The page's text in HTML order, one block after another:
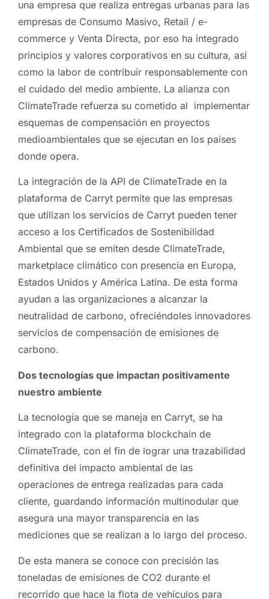
una empresa que realiza entregas urbanas para las
empresas de Consumo Masivo, Retail / e-
commerce y Venta Directa, por eso ha integrado
principios y valores corporativos en su cultura, así
como la labor de contribuir responsablemente con
el cuidado del medio ambiente. La alianza con
ClimateTrade refuerza su cometido al implementar
esquemas de compensación en proyectos
medioambientales que se ejecutan en los países
donde opera.
La integración de la API de ClimateTrade en la
plataforma de Carryt permite que las empresas
que utilizan los servicios de Carryt pueden tener
acceso a los Certificados de Sostenibilidad
Ambiental que se emiten desde ClimateTrade,
marketplace climático con presencia en Europa,
Estados Unidos y América Latina. De esta forma
ayudan a las organizaciones a alcanzar la
neutralidad de carbono, ofreciéndoles innovadores
servicios de compensación de emisiones de
carbono.
Dos tecnologías que impactan positivamente
nuestro ambiente
La tecnología que se maneja en Carryt, se ha
integrado con la plataforma blockchain de
ClimateTrade, con el fin de lograr una trazabilidad
definitiva del impacto ambiental de las
operaciones de entrega realizadas para cada
cliente, guardando información multinodular que
asegura una mayor transparencia en las
mediciones que se realizan a lo largo del proceso.
De esta manera se conoce con precisión las
toneladas de emisiones de CO2 durante el
recorrido que hace la flota de vehículos para